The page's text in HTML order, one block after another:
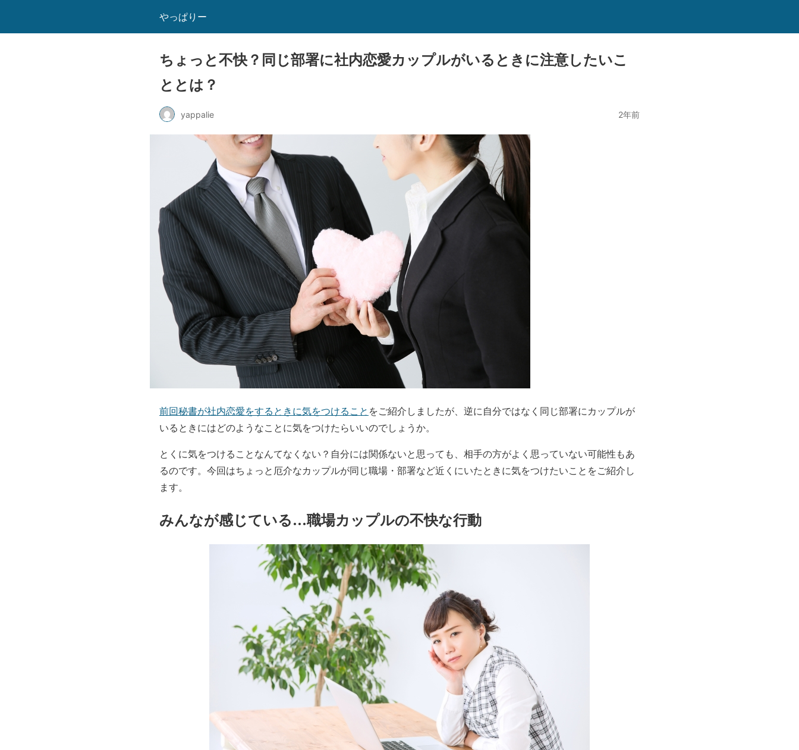
やっぱりー
ちょっと不快？同じ部署に社内恋愛カップルがいるときに注意したいこ
ととは？
yappalie 2年前
前回秘書が社内恋愛をするときに気をつけること をご紹介しましたが、逆に自分ではなく同じ部署にカップルが
いるときにはどのようなことに気をつけたらいいのでしょうか。
とくに気をつけることなんてなくない？自分には関係ないと思っても、相手の方がよく思っていない可能性もあ
るのです。今回はちょっと厄介なカップルが同じ職場・部署など近くにいたときに気をつけたいことをご紹介し
ます。
みんなが感じている…職場カップルの不快な行動